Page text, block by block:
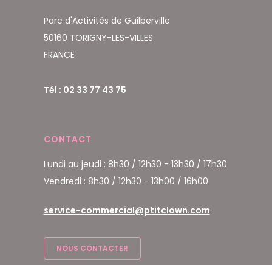
Parc d'Activités de Guilberville
50160 TORIGNY-LES-VILLES
FRANCE
Tél : 02 33 77 43 75
CONTACT
Lundi au jeudi : 8h30 / 12h30 - 13h30 / 17h30
Vendredi : 8h30 / 12h30 - 13h00 / 16h00
service-commercial@ptitclown.com
NOUS CONTACTER